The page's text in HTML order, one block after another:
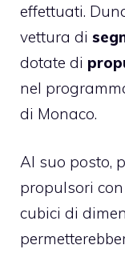
effettuati.
vettura di
dotate di
nel
di Monaco.
Al suo posto,
propulsori
cubici di